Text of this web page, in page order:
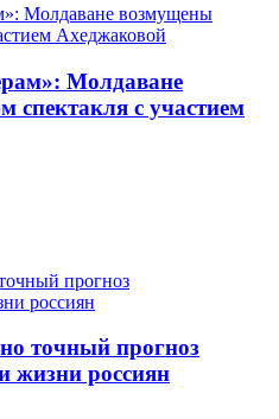
Молдаване
спектакля с участием
точный прогноз
жизни россиян